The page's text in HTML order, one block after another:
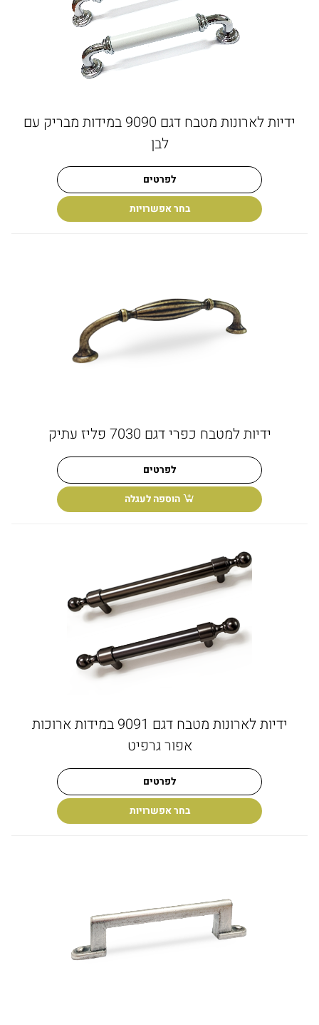
ידיות לארונות מטבח דגם 9090 במידות מבריק עם
לבן
לפרטים
בחר אפשרויות
ידיות למטבח כפרי דגם 7030 פליז עתיק
לפרטים
הוספה לעגלה
ידיות לארונות מטבח דגם 9091 במידות ארוכות
אפור גרפיט
לפרטים
בחר אפשרויות